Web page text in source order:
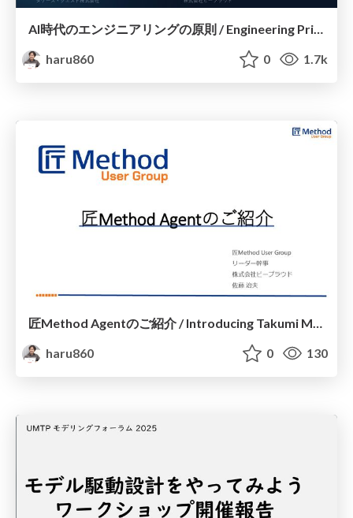
AI時代のエンジニアリングの原則 / Engineering Principles in the AI ​​Era
haru860
0 1.7k
haru860
0 130